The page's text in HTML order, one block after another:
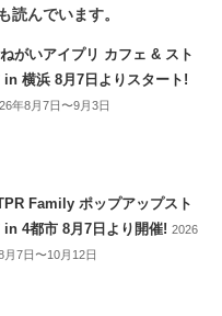
読んでいます。
がいアイプリ カフェ & スト
in 横浜 8月7日よりスタート!
年8月7日〜9月3日
Family ポップアップスト
in 4都市 8月7日より開催!2026
月7日〜10月12日